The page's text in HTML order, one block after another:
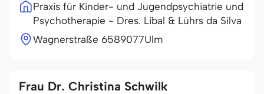
Praxis für Kinder- und Jugendpsychiatrie und
Psychotherapie - Dres. Libal & Lührs da Silva
Wagnerstraße 6589077Ulm
Frau Dr. Christina Schwilk